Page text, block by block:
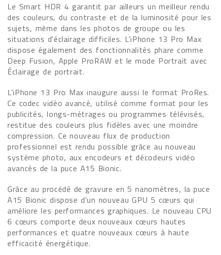
Le Smart HDR 4 garantit par ailleurs un meilleur rendu
des couleurs, du contraste et de la luminosité pour les
sujets, même dans les photos de groupe ou les
situations d'éclairage difficiles. L'iPhone 13 Pro Max
dispose également des fonctionnalités phare comme
Deep Fusion, Apple ProRAW et le mode Portrait avec
Éclairage de portrait.
L'iPhone 13 Pro Max inaugure aussi le format ProRes.
Ce codec vidéo avancé, utilisé comme format pour les
publicités, longs-métrages ou programmes télévisés,
restitue des couleurs plus fidèles avec une moindre
compression. Ce nouveau flux de production
professionnel est rendu possible grâce au nouveau
système photo, aux encodeurs et décodeurs vidéo
avancés de la puce A15 Bionic.
Grâce au procédé de gravure en 5 nanomètres, la puce
A15 Bionic dispose d'un nouveau GPU 5 cœurs qui
améliore les performances graphiques. Le nouveau CPU
6 cœurs comporte deux nouveaux cœurs hautes
performances et quatre nouveaux cœurs à haute
efficacité énergétique.